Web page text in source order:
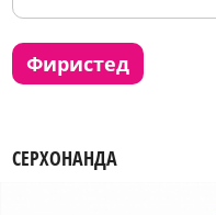
фиристед
СЕРХОНАНДА